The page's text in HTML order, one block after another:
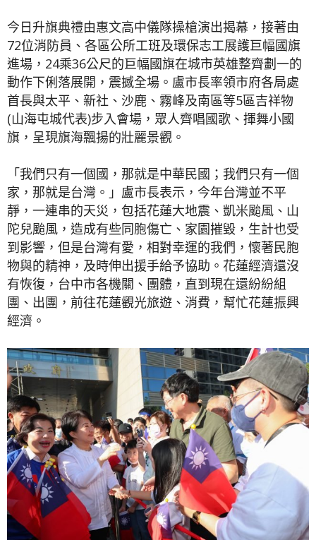
今日升旗典禮由惠文高中儀隊操槍演出揭幕，接著由
72位消防員、各區公所工班及環保志工展護巨幅國旗
進場，24乘36公尺的巨幅國旗在城市英雄整齊劃一的
動作下俐落展開，震撼全場。盧市長率領市府各局處
首長與太平、新社、沙鹿、霧峰及南區等5區吉祥物
(山海屯城代表)步入會場，眾人齊唱國歌、揮舞小國
旗，呈現旗海飄揚的壯麗景觀。
「我們只有一個國，那就是中華民國；我們只有一個
家，那就是台灣。」盧市長表示，今年台灣並不平
靜，一連串的天災，包括花蓮大地震、凱米颱風、山
陀兒颱風，造成有些同胞傷亡、家園摧毀，生計也受
到影響，但是台灣有愛，相對幸運的我們，懷著民胞
物與的精神，及時伸出援手給予協助。花蓮經濟還沒
有恢復，台中市各機關、團體，直到現在還紛紛組
團、出團，前往花蓮觀光旅遊、消費，幫忙花蓮振興
經濟。